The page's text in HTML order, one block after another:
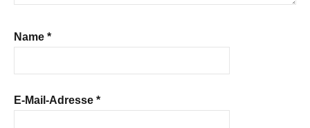
Name *
E-Mail-Adresse *